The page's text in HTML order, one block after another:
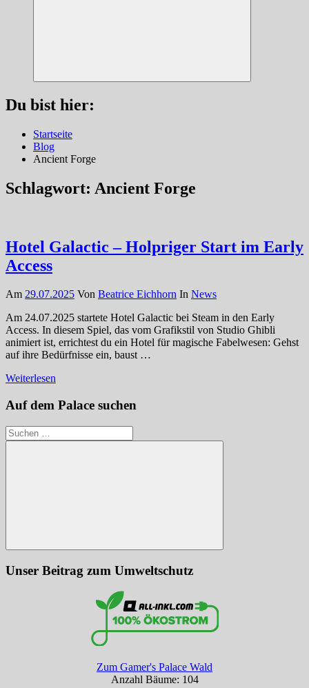
Suchen
Du bist hier:
Startseite
Blog
Ancient Forge
Schlagwort: Ancient Forge
Hotel Galactic – Holpriger Start im Early
Access
Am 29.07.2025 Von Beatrice Eichhorn In News
Am 24.07.2025 startete Hotel Galactic bei Steam in den Early
Access. In diesem Spiel, das vom Grafikstil von Studio Ghibli
animiert ist, errichtest du ein Hotel für magische Fabelwesen: Gehst
auf ihre Bedürfnisse ein, baust …
Weiterlesen
Auf dem Palace suchen
Suchen
nach:
Suchen
Unser Beitrag zum Umweltschutz
Zum Gamer's Palace Wald
Anzahl Bäume: 104